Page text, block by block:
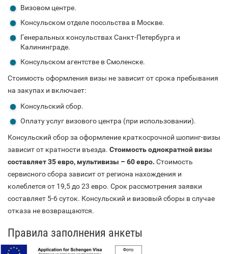
Визовом центре.
Консульском отделе посольства в Москве.
Генеральных консульствах Санкт-Петербурга и
Калининграде.
Консульском агентстве в Смоленске.
Стоимость оформления визы не зависит от срока пребывания
на закупах и включает:
Консульский сбор.
Оплату услуг визового центра (при использовании).
Консульский сбор за оформление краткосрочной шопинг-визы
зависит от кратности въезда. Стоимость однократной визы
составляет 35 евро, мультивизы – 60 евро. Стоимость
сервисного сбора зависит от региона нахождения и
колеблется от 19,5 до 23 евро. Срок рассмотрения заявки
составляет 5-6 суток. Консульский и визовый сборы в случае
отказа не возвращаются.
Правила заполнения анкеты